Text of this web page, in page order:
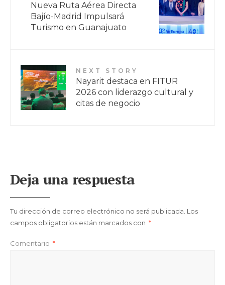
Nueva Ruta Aérea Directa
Bajío-Madrid Impulsará
Turismo en Guanajuato
NEXT STORY
Nayarit destaca en FITUR
2026 con liderazgo cultural y
citas de negocio
Deja una respuesta
Tu dirección de correo electrónico no será publicada. Los
campos obligatorios están marcados con *
Comentario *